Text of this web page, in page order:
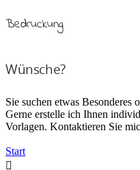
Bedruckung
Wünsche?
Sie suchen etwas Besonderes
Gerne erstelle ich Ihnen
Vorlagen. Kontaktieren Sie
Start